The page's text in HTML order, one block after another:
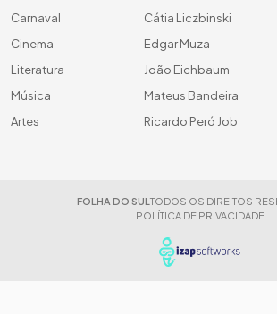
Carnaval
Cinema
Literatura
Música
Artes
Cátia Liczbinski
Edgar Muza
João Eichbaum
Mateus Bandeira
Ricardo Peró Job
FOLHA DO SUL TODOS OS DIREITOS
POLÍTICA DE PRIVACIDADE